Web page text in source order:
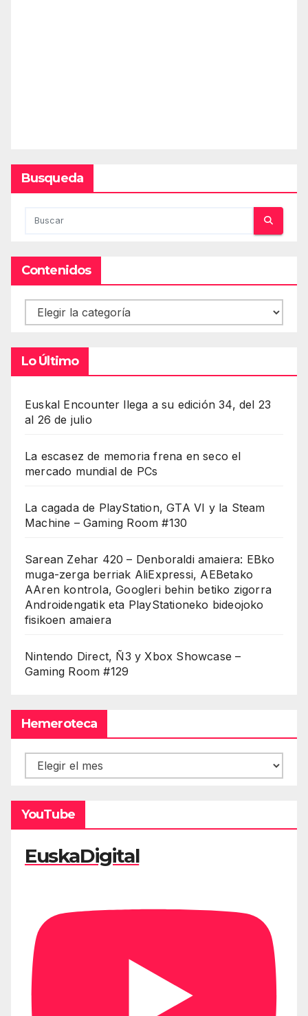
Busqueda
Contenidos
Contenidos
Lo Último
Euskal Encounter llega a su edición 34, del 23
al 26 de julio
La escasez de memoria frena en seco el
mercado mundial de PCs
La cagada de PlayStation, GTA VI y la Steam
Machine – Gaming Room #130
Sarean Zehar 420 – Denboraldi amaiera: EBko
muga-zerga berriak AliExpressi, AEBetako
AAren kontrola, Googleri behin betiko zigorra
Androidengatik eta PlayStationeko bideojoko
fisikoen amaiera
Nintendo Direct, Ñ3 y Xbox Showcase –
Gaming Room #129
Hemeroteca
Hemeroteca
YouTube
EuskaDigital